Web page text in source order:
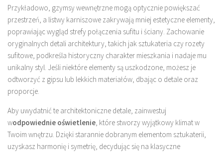
Przykładowo, gzymsy wewnętrzne mogą optycznie powiększać
przestrzeń, a listwy karniszowe zakrywają mniej estetyczne elementy,
poprawiając wygląd strefy połączenia sufitu i ściany. Zachowanie
oryginalnych detali architektury, takich jak sztukateria czy rozety
sufitowe, podkreśla historyczny charakter mieszkania i nadaje mu
unikalny styl. Jeśli niektóre elementy są uszkodzone, możesz je
odtworzyć z gipsu lub lekkich materiałów, dbając o detale oraz
proporcje.
Aby uwydatnić te architektoniczne detale, zainwestuj
wodpowiednie oświetlenie, które stworzy wyjątkowy klimat w
Twoim wnętrzu. Dzięki starannie dobranym elementom sztukaterii,
uzyskasz harmonię i symetrię, decydując się na klasyczne